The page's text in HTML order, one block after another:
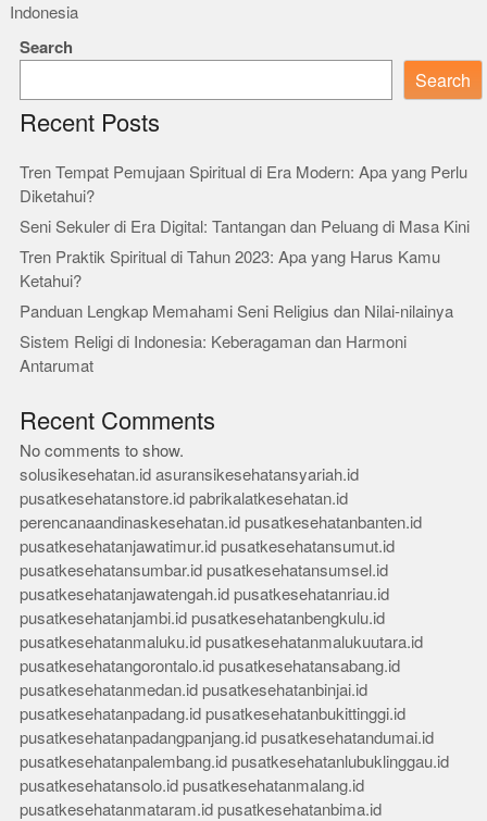
Indonesia
Search
Search
Recent Posts
Tren Tempat Pemujaan Spiritual di Era Modern: Apa yang Perlu
Diketahui?
Seni Sekuler di Era Digital: Tantangan dan Peluang di Masa Kini
Tren Praktik Spiritual di Tahun 2023: Apa yang Harus Kamu
Ketahui?
Panduan Lengkap Memahami Seni Religius dan Nilai-nilainya
Sistem Religi di Indonesia: Keberagaman dan Harmoni
Antarumat
Recent Comments
No comments to show.
solusikesehatan.id asuransikesehatansyariah.id
pusatkesehatanstore.id pabrikalatkesehatan.id
perencanaandinaskesehatan.id pusatkesehatanbanten.id
pusatkesehatanjawatimur.id pusatkesehatansumut.id
pusatkesehatansumbar.id pusatkesehatansumsel.id
pusatkesehatanjawatengah.id pusatkesehatanriau.id
pusatkesehatanjambi.id pusatkesehatanbengkulu.id
pusatkesehatanmaluku.id pusatkesehatanmalukuutara.id
pusatkesehatangorontalo.id pusatkesehatansabang.id
pusatkesehatanmedan.id pusatkesehatanbinjai.id
pusatkesehatanpadang.id pusatkesehatanbukittinggi.id
pusatkesehatanpadangpanjang.id pusatkesehatandumai.id
pusatkesehatanpalembang.id pusatkesehatanlubuklinggau.id
pusatkesehatansolo.id pusatkesehatanmalang.id
pusatkesehatanmataram.id pusatkesehatanbima.id